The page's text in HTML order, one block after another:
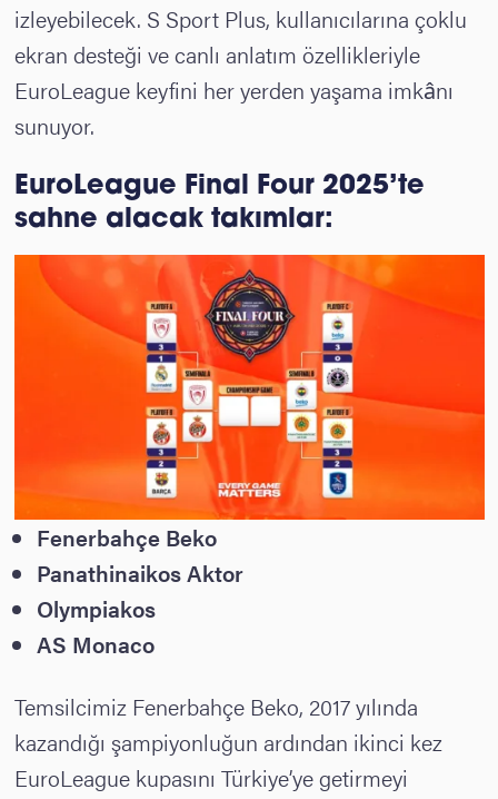
izleyebilecek. S Sport Plus, kullanıcılarına çoklu
ekran desteği ve canlı anlatım özellikleriyle
EuroLeague keyfini her yerden yaşama imkânı
sunuyor.
EuroLeague Final Four 2025’te
sahne alacak takımlar:
Fenerbahçe Beko
Panathinaikos Aktor
Olympiakos
AS Monaco
Temsilcimiz Fenerbahçe Beko, 2017 yılında
kazandığı şampiyonluğun ardından ikinci kez
EuroLeague kupasını Türkiye’ye getirmeyi